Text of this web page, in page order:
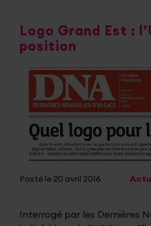
Logo Grand Est :
position
Posté le 20 avril 2016
Interrogé par les Dernières